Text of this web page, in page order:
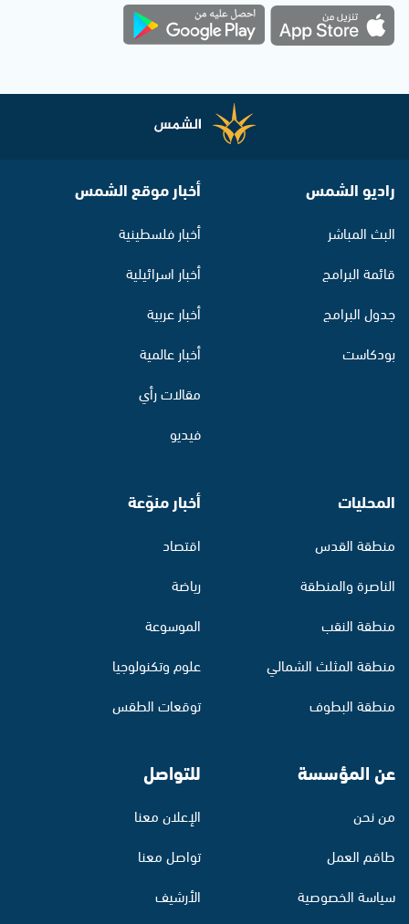
راديو الشمس
البث المباشر
قائمة البرامج
جدول البرامج
بودكاست
أخبار موقع الشمس
أخبار فلسطينية
أخبار اسرائيلية
أخبار عربية
أخبار عالمية
مقالات رأي
فيديو
المحليات
منطقة القدس
الناصرة والمنطقة
منطقة النقب
منطقة المثلث الشمالي
منطقة البطوف
أخبار منوّعة
اقتصاد
رياضة
الموسوعة
علوم وتكنولوجيا
توقعات الطقس
عن المؤسسة
من نحن
طاقم العمل
سياسة الخصوصية
للتواصل
الإعلان معنا
تواصل معنا
الأرشيف